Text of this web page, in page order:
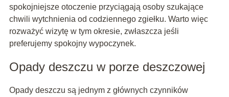
spokojniejsze otoczenie przyciągają osoby szukające
chwili wytchnienia od codziennego zgiełku. Warto więc
rozważyć wizytę w tym okresie, zwłaszcza jeśli
preferujemy spokojny wypoczynek.
Opady deszczu w porze deszczowej
Opady deszczu są jednym z głównych czynników